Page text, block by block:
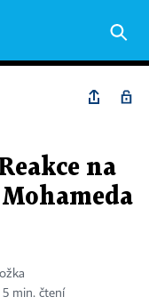
na
5 min. čtení